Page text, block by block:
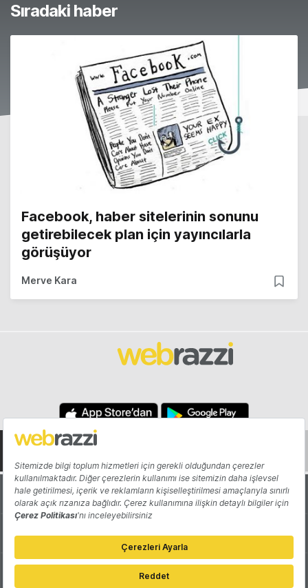
Sıradaki haber
Facebook, haber sitelerinin sonunu
getirebilecek plan için yayıncılarla
görüşüyor
Merve Kara
Hakkında Yazarlar
Katkıda Bulun Reklam